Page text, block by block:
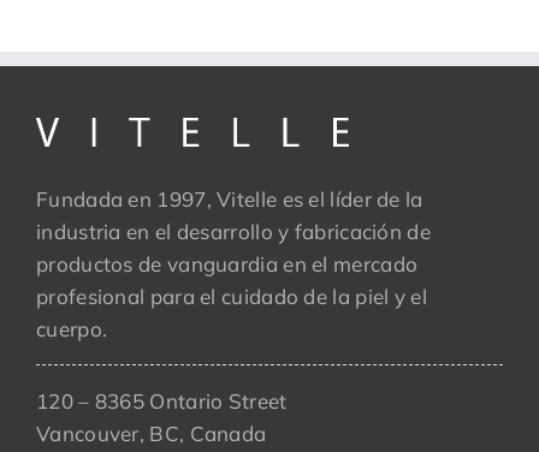
Fundada en 1997, Vitelle es el líder de la
industria en el desarrollo y fabricación de
productos de vanguardia en el mercado
profesional para el cuidado de la piel y el
cuerpo.
120 – 8365 Ontario Street
Vancouver, BC, Canada